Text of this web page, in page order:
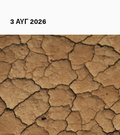
3 ΑΥΓ 2026